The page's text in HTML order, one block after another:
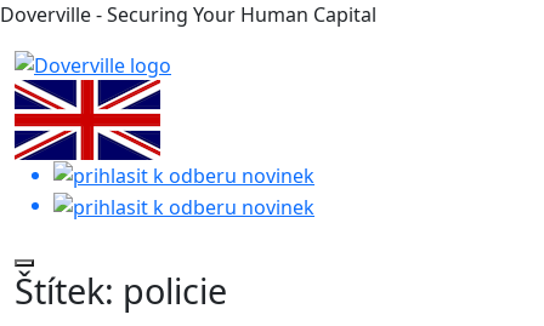
Doverville - Securing Your Human Capital
Štítek: policie